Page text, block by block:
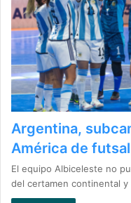
Argentina,
América de futsal
El equipo Albiceleste no
del certamen continental y